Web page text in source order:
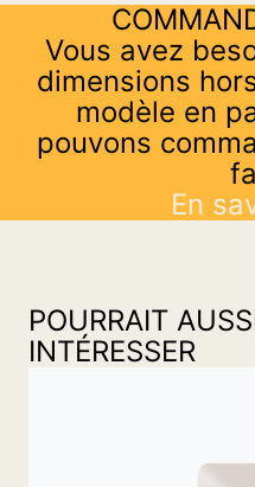
Vous avez
dimensions
modèle en
pouvons
En
POURRAIT
INTÉRESSER